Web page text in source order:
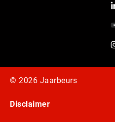
© 2026 Jaarbeurs
Disclaimer